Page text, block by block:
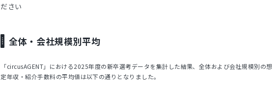
ださい
全体・会社規模別平均
「circusAGENT」における2025年度の新卒選考データを集計した結果、全体および会社規模別の想
定年収・紹介手数料の平均値は以下の通りとなりました。